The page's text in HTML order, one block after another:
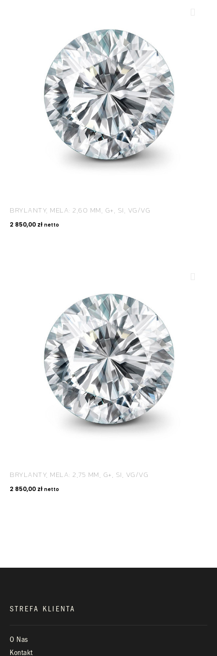
BRYLANTY, MELA: 2,60 MM, G+, SI, VG/VG
2 850,00 zł netto
BRYLANTY, MELA: 2,75 MM, G+, SI, VG/VG
2 850,00 zł netto
ROYAL DIAMONDS
Diamenty | Biżuteria | Kamienie dla jubilerów
SALON SPRZEDAŻY
KONTAKT
STREFA KLIENTA
O Nas
Kontakt